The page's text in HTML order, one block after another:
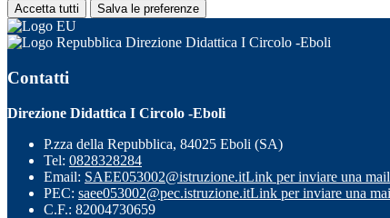
Accetta tutti Salva le preferenze
Direzione Didattica I Circolo -Eboli
Contatti
Direzione Didattica I Circolo -Eboli
P.zza della Repubblica, 84025 Eboli (SA)
Tel: 0828328284
Email: SAEE053002@istruzione.itLink per inviare una mail
PEC: saee053002@pec.istruzione.itLink per inviare una
C.F.: 82004730659